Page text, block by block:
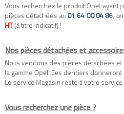
Vous recherchez le produit Opel ayant
pièces détachées au 01 64 00 04 86,
HT(à titre indicatif) !
Nos pièces détachées et
Nous vendons des pièces détachées et
la gamme Opel. Ces derniers
Le service Magasin reste à votre
Vous recherchez une pièce ?